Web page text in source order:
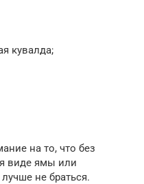
кувалда;
на то, что без
виде ямы или
не браться.